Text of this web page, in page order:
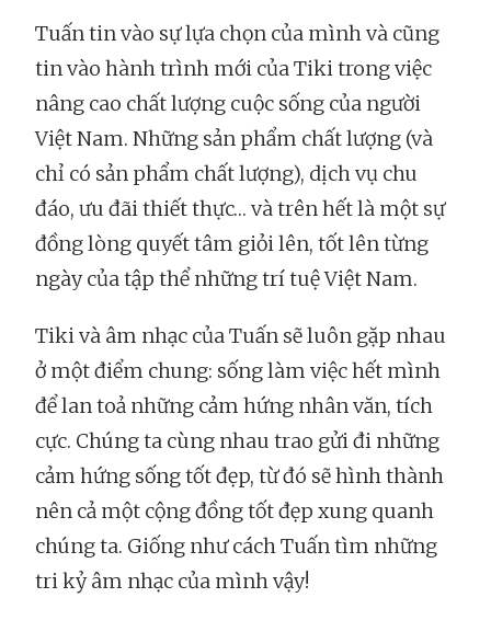
Tuấn tin vào sự lựa chọn của mình và cũng
tin vào hành trình mới của Tiki trong việc
nâng cao chất lượng cuộc sống của người
Việt Nam. Những sản phẩm chất lượng (và
chỉ có sản phẩm chất lượng), dịch vụ chu
đáo, ưu đãi thiết thực… và trên hết là một sự
đồng lòng quyết tâm giỏi lên, tốt lên từng
ngày của tập thể những trí tuệ Việt Nam.
Tiki và âm nhạc của Tuấn sẽ luôn gặp nhau
ở một điểm chung: sống làm việc hết mình
để lan toả những cảm hứng nhân văn, tích
cực. Chúng ta cùng nhau trao gửi đi những
cảm hứng sống tốt đẹp, từ đó sẽ hình thành
nên cả một cộng đồng tốt đẹp xung quanh
chúng ta. Giống như cách Tuấn tìm những
tri kỷ âm nhạc của mình vậy!